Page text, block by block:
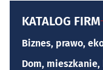
KATALOG FIRM
Biznes, prawo,
Dom,